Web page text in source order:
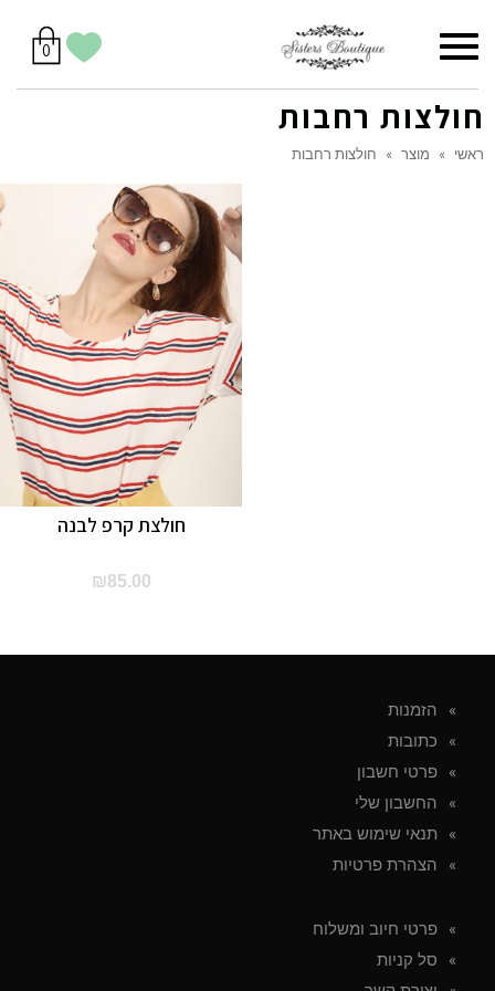
יש
לך
0מוצרים
בסל
הווישליסט
תפריט
חולצות רחבות
ראשי » מוצר » חולצות רחבות
חולצת קרפ לבנה
₪85.00
הזמנות
כתובות
פרטי חשבון
החשבון שלי
תנאי שימוש באתר
הצהרת פרטיות
פרטי חיוב ומשלוח
סל קניות